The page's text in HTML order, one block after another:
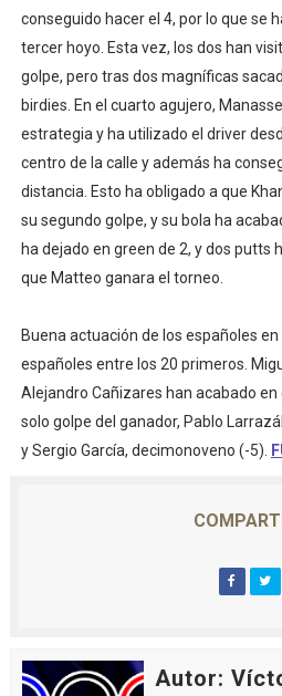
conseguido hacer el 4, por lo que se
tercer hoyo. Esta vez, los dos han
golpe, pero tras dos magníficas
birdies. En el cuarto agujero,
estrategia y ha utilizado el driver
centro de la calle y además ha
distancia. Esto ha obligado a que
su segundo golpe, y su bola ha
ha dejado en green de 2, y dos putts
que Matteo ganara el torneo.
Buena actuación de los españoles
españoles entre los 20 primeros.
Alejandro Cañizares han acabado
solo golpe del ganador, Pablo
y Sergio García, decimonoveno (-5).
Autor: